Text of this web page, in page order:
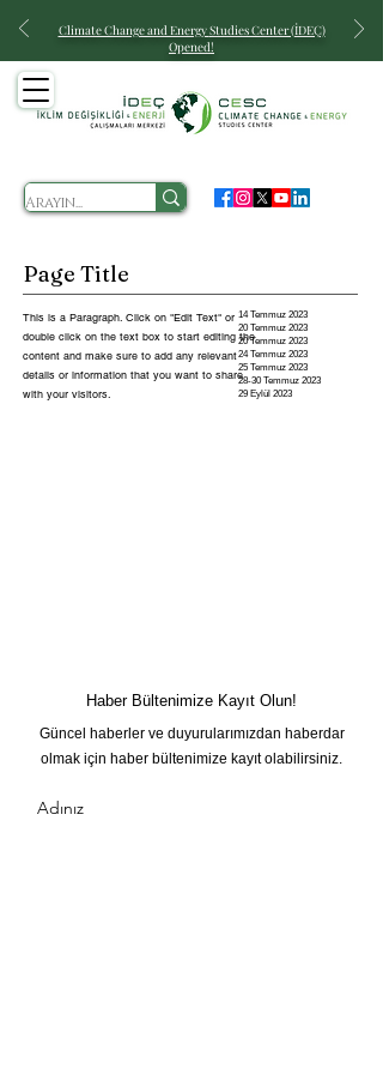
Climate Change and EnergyStudies Center (İDEÇ)
Opened!
Page Title
This is a Paragraph. Click on "Edit Text" or
double click on the text box to start editing the
content and make sure to add any relevant
details or information that you want to share
with your visitors.
14 Temmuz 2023
20 Temmuz 2023
20 Temmuz 2023
24 Temmuz 2023
25 Temmuz 2023
28-30 Temmuz 2023
29 Eylül 2023
Haber Bültenimize Kayıt Olun!
Güncel haberler ve duyurularımızdan haberdar
olmak için haber bültenimize kayıt olabilirsiniz.
Adınız